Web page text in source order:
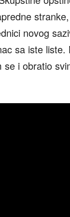
novog
sa iste
i obratio